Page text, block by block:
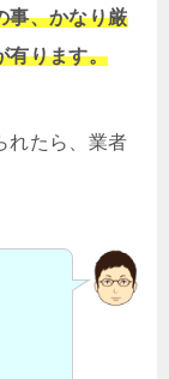
事、かなり厳
有ります。
れたら、業者